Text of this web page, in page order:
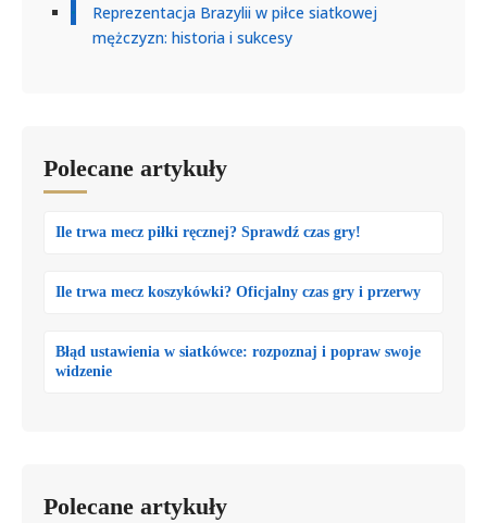
Reprezentacja Brazylii w piłce siatkowej
mężczyzn: historia i sukcesy
Polecane artykuły
Ile trwa mecz piłki ręcznej? Sprawdź czas gry!
Ile trwa mecz koszykówki? Oficjalny czas gry i przerwy
Błąd ustawienia w siatkówce: rozpoznaj i popraw swoje
widzenie
Polecane artykuły